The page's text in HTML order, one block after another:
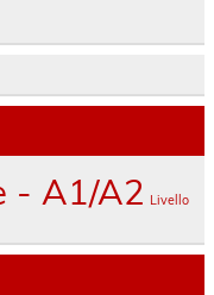
- A1/A2 Livello